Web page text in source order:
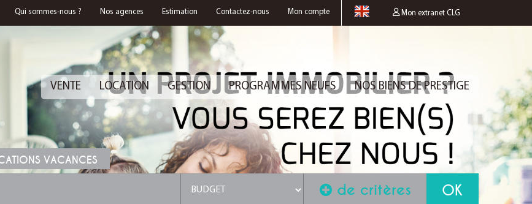
Mon extranet CLG
Qui sommes-nous ? Nos agences Estimation Contactez-nous Mon compte
VENTE LOCATION GESTION PROGRAMMES NEUFS NOS BIENS DE PRESTIGE
VACANCES
de critères